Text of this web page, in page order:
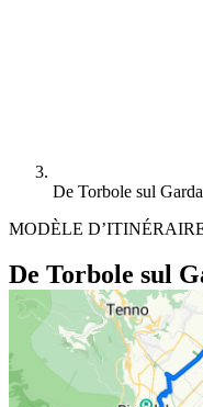
De Torbole sul
MODÈLE
De Torbole sul